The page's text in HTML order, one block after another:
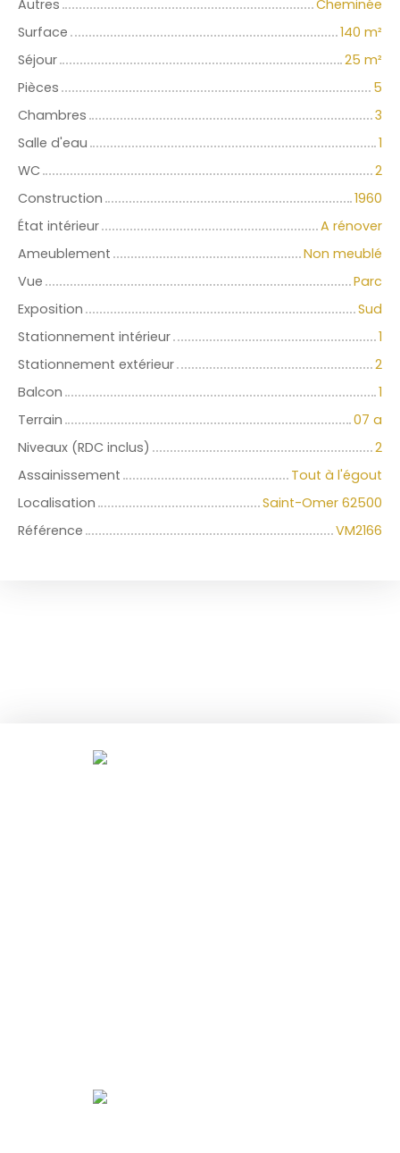
Autres
Cheminée
Surface
140 m²
Séjour
25 m²
Pièces
5
Chambres
3
Salle d'eau
1
WC
2
Construction
1960
État intérieur
A rénover
Ameublement
Non meublé
Vue
Parc
Exposition
Sud
Stationnement intérieur
1
Stationnement extérieur
2
Balcon
1
Terrain
07 a
Niveaux (RDC inclus)
2
Assainissement
Tout à l'égout
Localisation
Saint-Omer 62500
Référence
VM2166